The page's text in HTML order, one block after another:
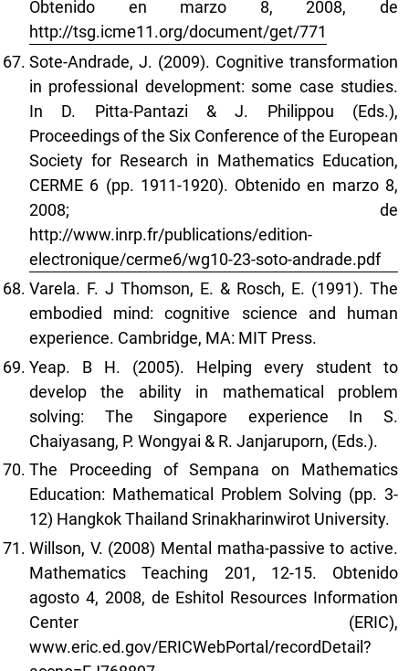
Obtenido en marzo 8, 2008, de
http://tsg.icme11.org/document/get/771
Sote-Andrade, J. (2009). Cognitive transformation
in professional development: some case studies.
In D. Pitta-Pantazi & J. Philippou (Eds.),
Proceedings of the Six Conference of the European
Society for Research in Mathematics Education,
CERME 6 (pp. 1911-1920). Obtenido en marzo 8,
2008; de
http://www.inrp.fr/publications/edition-
electronique/cerme6/wg10-23-soto-andrade.pdf
Varela. F. J Thomson, E. & Rosch, E. (1991). The
embodied mind: cognitive science and human
experience. Cambridge, MA: MIT Press.
Yeap. B H. (2005). Helping every student to
develop the ability in mathematical problem
solving: The Singapore experience In S.
Chaiyasang, P. Wongyai & R. Janjaruporn, (Eds.).
The Proceeding of Sempana on Mathematics
Education: Mathematical Problem Solving (pp. 3-
12) Hangkok Thailand Srinakharinwirot University.
Willson, V. (2008) Mental matha-passive to active.
Mathematics Teaching 201, 12-15. Obtenido
agosto 4, 2008, de Eshitol Resources Information
Center (ERIC),
www.eric.ed.gov/ERICWebPortal/recordDetail?